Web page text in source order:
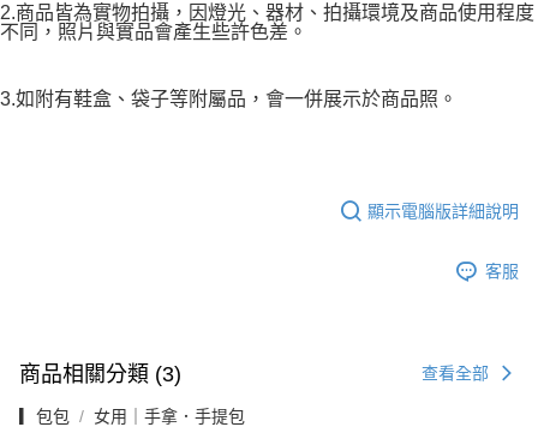
2.商品皆為實物拍攝，因燈光、器材、拍攝環境及商品使用程度
不同，照片與實品會產生些許色差。
3.如附有鞋盒、袋子等附屬品，會一併展示於商品照。
顯示電腦版詳細說明
客服
商品相關分類 (3) 查看全部
▎包包 女用｜手拿．手提包